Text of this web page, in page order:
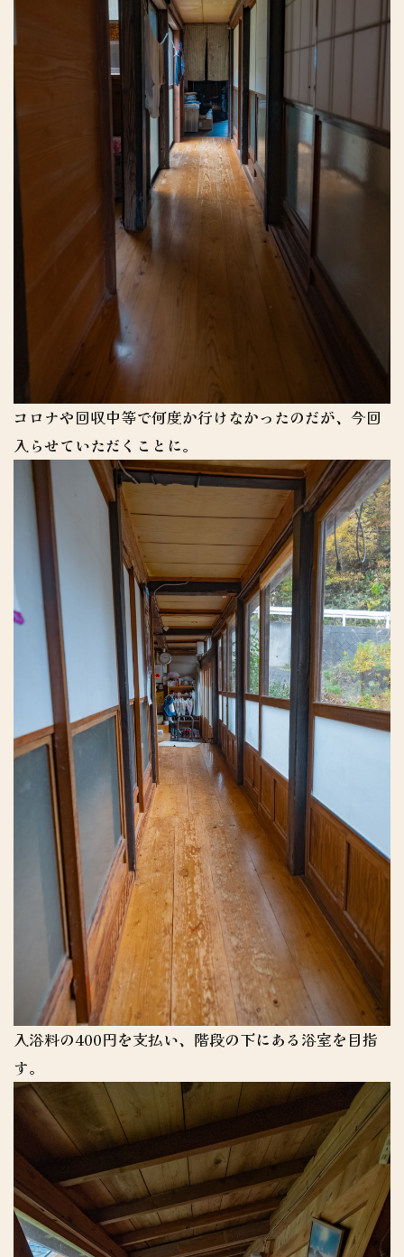
コロナや回収中等で何度か行けなかったのだが、今回
入らせていただくことに。
入浴料の400円を支払い、階段の下にある浴室を目指
す。